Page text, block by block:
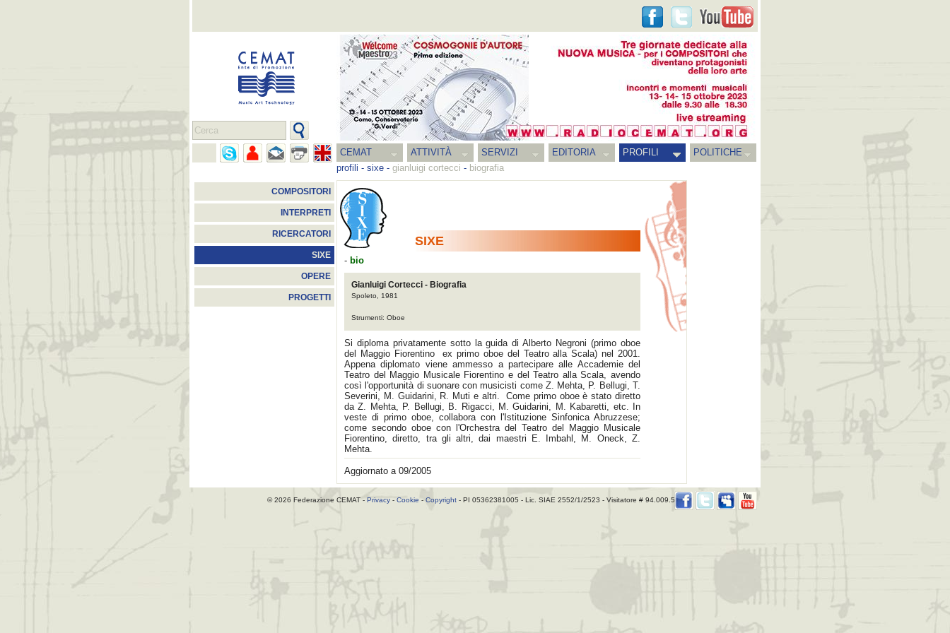
CEMAT ATTIVITÀ SERVIZI EDITORIA PROFILI
POLITICHE
profili - sixe - gianluigi cortecci - biografia
COMPOSITORI
INTERPRETI
RICERCATORI
SIXE
OPERE
PROGETTI
SIXE
- bio
Gianluigi Cortecci - Biografia
Spoleto, 1981
Strumenti: Oboe
Si diploma privatamente sotto la guida di Alberto Negroni (primo oboe
del Maggio Fiorentino ­ ex primo oboe del Teatro alla Scala) nel 2001.
Appena diplomato viene ammesso a partecipare alle Accademie del
Teatro del Maggio Musicale Fiorentino e del Teatro alla Scala, avendo
così l'opportunità di suonare con musicisti come Z. Mehta, P. Bellugi, T.
Severini, M. Guidarini, R. Muti e altri. Come primo oboe è stato diretto
da Z. Mehta, P. Bellugi, B. Rigacci, M. Guidarini, M. Kabaretti, etc. In
veste di primo oboe, collabora con l'Istituzione Sinfonica Abruzzese;
come secondo oboe con l'Orchestra del Teatro del Maggio Musicale
Fiorentino, diretto, tra gli altri, dai maestri E. Imbahl, M. Oneck, Z.
Mehta.
Aggiornato a 09/2005
© 2026 Federazione CEMAT - Privacy- Cookie - Copyright- PI 05362381005 - Lic. SIAE 2552/1/2523 - Visitatore # 94.009.514